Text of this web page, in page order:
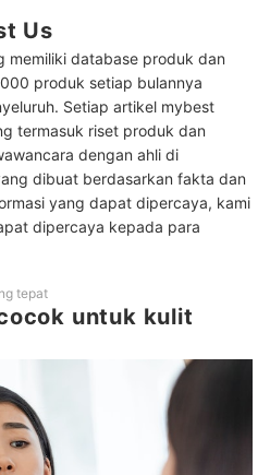
sensitif yang bersifat temporer,
kandungan essence yang kaya
hyaluronic acid dan Aloe vera
juga perlu diperhatikan; Carilah
supaya tidak memperburuk
Terbaik
perawatan kulit berjerawat lainnya di
Us
memiliki database produk dan
produk setiap bulannya
Setiap artikel mybest
termasuk riset produk dan
dengan ahli di
dibuat berdasarkan fakta dan
yang dapat dipercaya, kami
dipercaya kepada para
tepat
untuk kulit